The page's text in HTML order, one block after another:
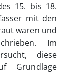
15. bis 18.
mit den
waren und
Im
diese
Grundlage